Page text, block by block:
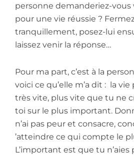
personne demanderiez-vous
pour une vie réussie ?
tranquillement, posez-lui
laissez venir la réponse…
Pour ma part, c’est à la
voici ce qu’elle m’a dit : la
très vite, plus vite que tu ne
toi sur le plus important.
n’ai pas peur et consacre,
’atteindre ce qui compte le
L’important est que tu n’aies